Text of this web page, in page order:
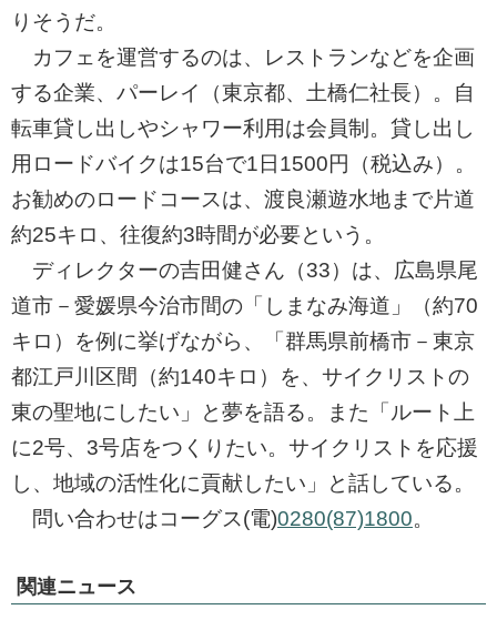
りそうだ。
カフェを運営するのは、レストランなどを企画
する企業、パーレイ（東京都、土橋仁社長）。自
転車貸し出しやシャワー利用は会員制。貸し出し
用ロードバイクは15台で1日1500円（税込み）。
お勧めのロードコースは、渡良瀬遊水地まで片道
約25キロ、往復約3時間が必要という。
ディレクターの吉田健さん（33）は、広島県尾
道市－愛媛県今治市間の「しまなみ海道」（約70
キロ）を例に挙げながら、「群馬県前橋市－東京
都江戸川区間（約140キロ）を、サイクリストの
東の聖地にしたい」と夢を語る。また「ルート上
に2号、3号店をつくりたい。サイクリストを応援
し、地域の活性化に貢献したい」と話している。
問い合わせはコーグス(電)0280(87)1800。
関連ニュース